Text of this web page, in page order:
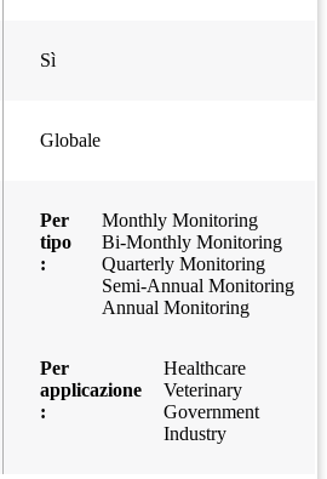
Sì
Globale
Per
tipo
:
Monthly Monitoring
Bi-Monthly Monitoring
Quarterly Monitoring
Semi-Annual Monitoring
Annual Monitoring
Per
applicazione
:
Healthcare
Veterinary
Government
Industry